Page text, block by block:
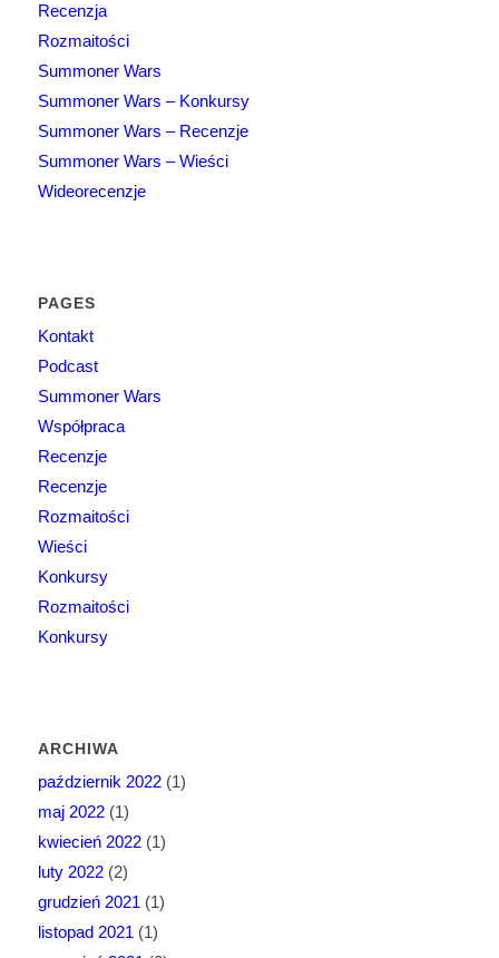
Recenzja
Rozmaitości
Summoner Wars
Summoner Wars – Konkursy
Summoner Wars – Recenzje
Summoner Wars – Wieści
Wideorecenzje
PAGES
Kontakt
Podcast
Summoner Wars
Współpraca
Recenzje
Recenzje
Rozmaitości
Wieści
Konkursy
Rozmaitości
Konkursy
ARCHIWA
październik 2022(1)
maj 2022(1)
kwiecień 2022(1)
luty 2022(2)
grudzień 2021(1)
listopad 2021(1)